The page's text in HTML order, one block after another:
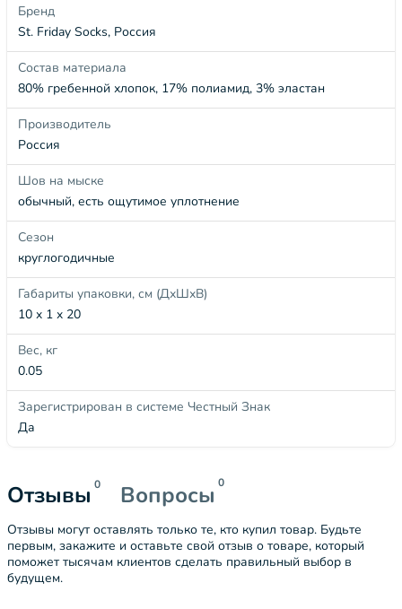
Бренд
St. Friday Socks, Россия
Состав материала
80% гребенной хлопок, 17% полиамид, 3% эластан
Производитель
Россия
Шов на мыске
обычный, есть ощутимое уплотнение
Сезон
круглогодичные
Габариты упаковки, см (ДхШхВ)
10 x 1 x 20
Вес, кг
0.05
Зарегистрирован в системе Честный Знак
Да
Отзывы 0 Вопросы 0
Отзывы могут оставлять только те, кто купил товар. Будьте
первым, закажите и оставьте свой отзыв о товаре, который
поможет тысячам клиентов сделать правильный выбор в
будущем.